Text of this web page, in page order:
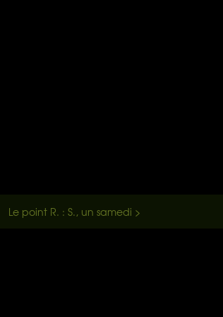
Le point R. : S., un samedi >